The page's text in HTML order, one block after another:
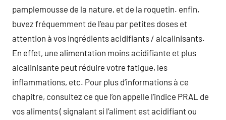
pamplemousse de la nature, et de la roquetin. enfin,
buvez fréquemment de l’eau par petites doses et
attention à vos ingrédients acidifiants / alcalinisants.
En effet, une alimentation moins acidifiante et plus
alcalinisante peut réduire votre fatigue, les
inflammations, etc. Pour plus d’informations à ce
chapitre, consultez ce que l’on appelle l’indice PRAL de
vos aliments ( signalant si l’aliment est acidifiant ou